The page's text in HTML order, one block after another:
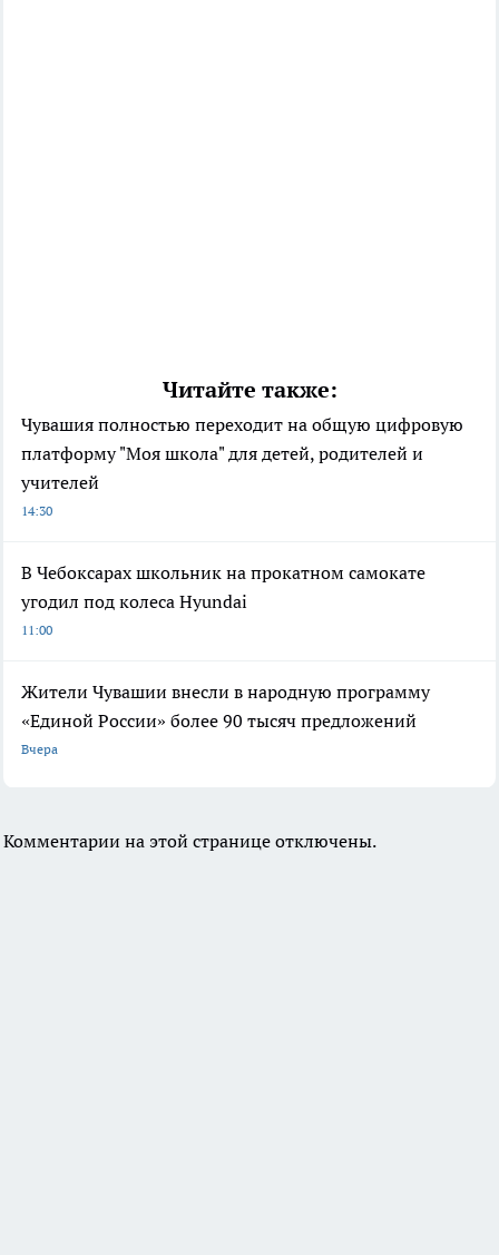
Читайте также:
Чувашия полностью переходит на общую цифровую
платформу "Моя школа" для детей, родителей и
учителей
14:30
В Чебоксарах школьник на прокатном самокате
угодил под колеса Hyundai
11:00
Жители Чувашии внесли в народную программу
«Единой России» более 90 тысяч предложений
Вчера
Комментарии на этой странице отключены.